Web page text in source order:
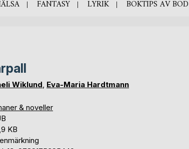
FANTASY LYRIK BOKTIPS AV BOD
Wiklund Eva-Maria Hardtmann
& noveller
KB